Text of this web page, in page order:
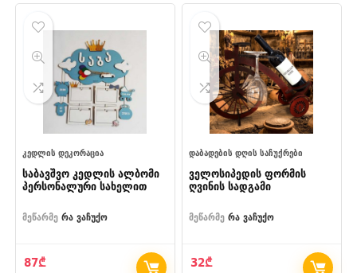
ᲙᲔᲓᲚᲘᲡ ᲓᲔᲙᲝᲠᲐᲪᲘᲐ
საბავშვო კედლის ალბომი
პერსონალური სახელით
მეწარმე რა ვაჩუქო
87₾
ᲓᲐᲑᲐᲓᲔᲑᲘᲡ ᲓᲦᲘᲡ ᲡᲐᲩᲣᲥᲠᲔᲑᲘ
ველოსიპედის ფორმის
ღვინის სადგამი
მეწარმე რა ვაჩუქო
32₾